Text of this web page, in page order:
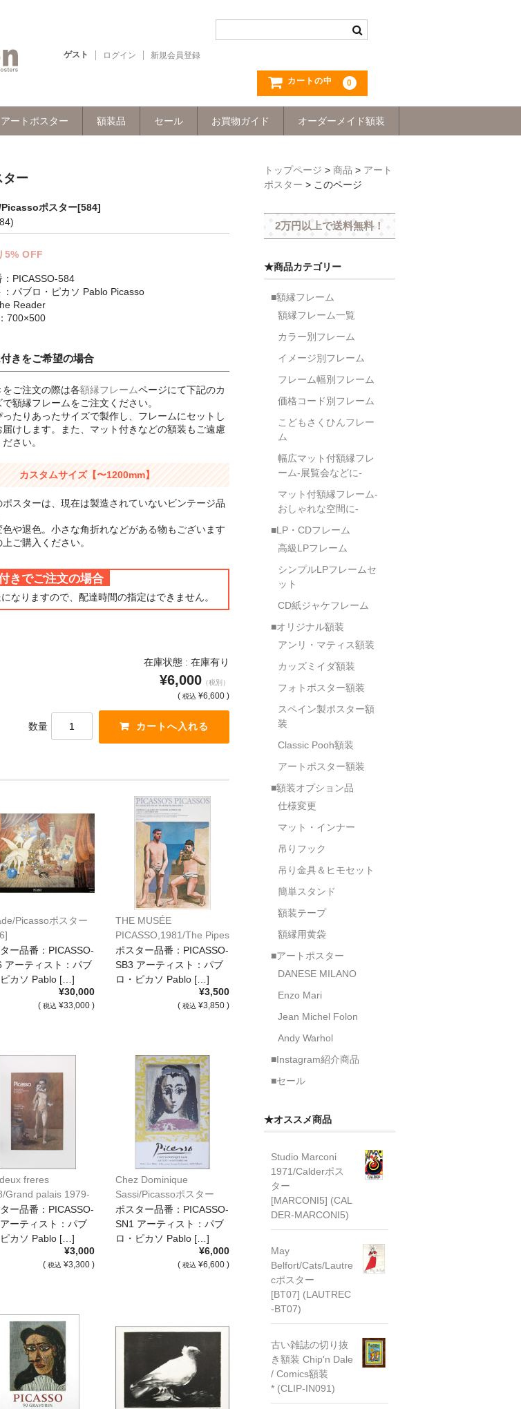
ゲスト ログイン 新規会員登録
カートの中 0
アートポスター 額装品 セール お買物ガイド オーダーメイド額装
ター
ポスター[584]
5% OFF
PICASSO-584
：パブロ・ピカソ Pablo Picasso
Reader
700×500
きをご希望の場合
ご注文の際は各額縁フレームページにて下記のカ
額縁フレームをご注文ください。
ったりあったサイズで製作し、フレームにセットし
届けします。また、マット付きなどの額装もご遠慮
さい。
カスタムサイズ【〜1200mm】
スターは、現在は製造されていないビンテージ品
や退色。小さな角折れなどがある物もございます
ご購入ください。
きでご注文の場合
なりますので、配達時間の指定はできません。
在庫状態 : 在庫有り
¥6,000 （税別）
( 税込 ¥6,600 )
数量
Picassoポスター
ー品番：PICASSO-
アーティスト：パブ
カソ Pablo […]
¥30,000
( 税込 ¥33,000 )
THE MUSÉE
PICASSO,1981/The Pipes
of Pan/Picassoポスター
[SB3]
ポスター品番：PICASSO-
SB3 アーティスト：パブ
ロ・ピカソ Pablo […]
¥3,500
( 税込 ¥3,850 )
freres
Grand palais 1979-
Picassoポスター
ー品番：PICASSO-
ーティスト：パブ
カソ Pablo […]
¥3,000
( 税込 ¥3,300 )
Chez Dominique
Sassi/Picassoポスター
[SN1]
ポスター品番：PICASSO-
SN1 アーティスト：パブ
ロ・ピカソ Pablo […]
¥6,000
( 税込 ¥6,600 )
トップページ > 商品 > アート
ポスター > このページ
2万円以上で送料無料！
★商品カテゴリー
■額縁フレーム
額縁フレーム一覧
カラー別フレーム
イメージ別フレーム
フレーム幅別フレーム
価格コード別フレーム
こどもさくひんフレー
ム
幅広マット付額縁フレ
ーム-展覧会などに-
マット付額縁フレーム-
おしゃれな空間に-
■LP・CDフレーム
高級LPフレーム
シンプルLPフレームセ
ット
CD紙ジャケフレーム
■オリジナル額装
アンリ・マティス額装
カッズミイダ額装
フォトポスター額装
スペイン製ポスター額
装
Classic Pooh額装
アートポスター額装
■額装オプション品
仕様変更
マット・インナー
吊りフック
吊り金具＆ヒモセット
簡単スタンド
額装テープ
額縁用黄袋
■アートポスター
DANESE MILANO
Enzo Mari
Jean Michel Folon
Andy Warhol
■Instagram紹介商品
■セール
★オススメ商品
Studio Marconi
1971/Calderポス
ター
[MARCONI5] (CAL
DER-MARCONI5)
May
Belfort/Cats/Lautre
cポスター
[BT07] (LAUTREC
-BT07)
古い雑誌の切り抜
き額装 Chip'n Dale
/ Comics額装
* (CLIP-IN091)